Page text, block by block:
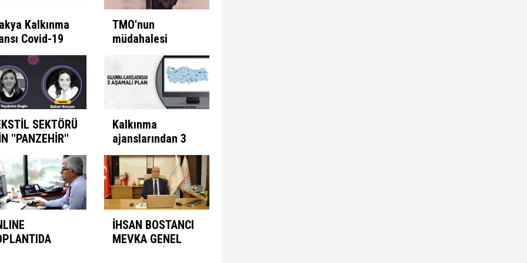
Kalkınma
Covid-19
Mücadele
İlan
TMO'nun
müdahalesi
kazandırıyor
SEKTÖRÜ
''PANZEHİR''
Kalkınma
ajanslarından 3
aşamalı plan
İHSAN BOSTANCI
MEVKA GENEL